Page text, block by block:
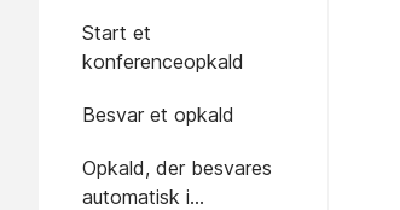
Start et
konferenceopkald
Besvar et opkald
Opkald, der besvares
automatisk i